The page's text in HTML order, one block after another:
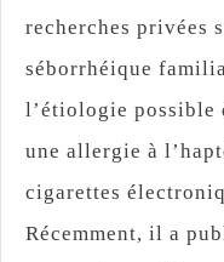
recherches privées
séborrhéique
l’étiologie possible
une allergie à
cigarettes
Récemment, il a